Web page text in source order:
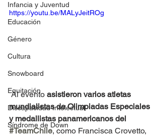
Infancia y Juventud
Educación
Género
Cultura
Snowboard
Equitación
Discapacidad Intelectual
Síndrome de Down
https://youtu.be/MALyJeitROg
Al evento asistieron varios atletas
mundialistas de Olimpiadas Especiales
y medallistas panamericanos del
#TeamChile, como Francisca Crovetto,